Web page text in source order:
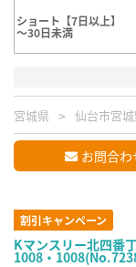
ショート【7日以上】
～30日未満
宮城県 仙台市宮
お問合わ
割引キャンペーン
Kマンスリー北四番
1008・